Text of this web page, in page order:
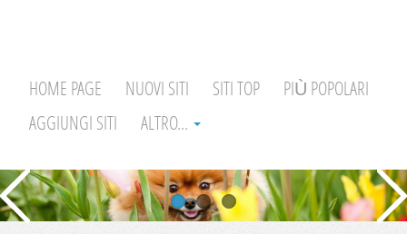
HOME PAGE NUOVI SITI SITI TOP
PIÙ POPOLARI
AGGIUNGI SITI
ALTRO...